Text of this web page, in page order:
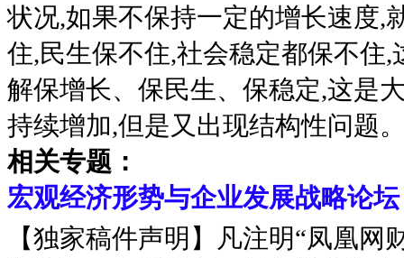
状况,如果不保持一定的增长速度,
住,民生保不住,社会稳定都保不住
解保增长、保民生、保稳定,这是
持续增加,但是又出现结构性问题
相关专题：
宏观经济形势与企业发展战略论坛
【独家稿件声明】凡注明“凤凰